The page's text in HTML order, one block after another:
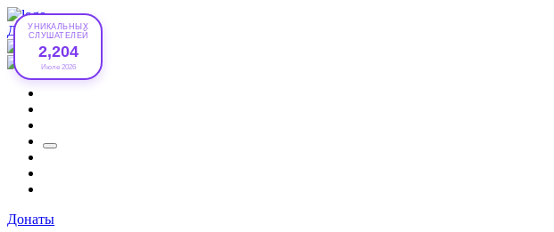
УНИКАЛЬНЫХ
СЛУШАТЕЛЕЙ
2,204
Июле 2026
Донаты
Донаты